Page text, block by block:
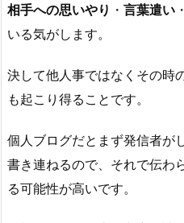
相手への思いやり ・ 言葉遣い
いる気がします。
決して他人事ではなくその時
も起こり得ることです。
個人ブログだとまず発信者が
書き連ねるので、それで伝わ
る可能性が高いです。